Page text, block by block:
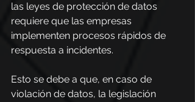
las leyes de protección de datos
requiere que las empresas
implementen procesos rápidos de
respuesta a incidentes.
Esto se debe a que, en caso de
violación de datos, la legislación